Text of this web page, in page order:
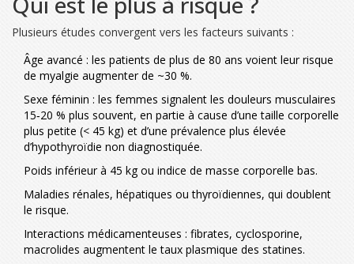
Plusieurs études convergent vers les facteurs suivants :
Âge avancé : les patients de plus de 80 ans voient leur risque
de myalgie augmenter de ~30 %.
Sexe féminin : les femmes signalent les douleurs musculaires
15‑20 % plus souvent, en partie à cause d’une taille corporelle
plus petite (< 45 kg) et d’une prévalence plus élevée
d’hypothyroïdie non diagnostiquée.
Poids inférieur à 45 kg ou indice de masse corporelle bas.
Maladies rénales, hépatiques ou thyroïdiennes, qui doublent
le risque.
Interactions médicamenteuses : fibrates, cyclosporine,
macrolides augmentent le taux plasmique des statines.